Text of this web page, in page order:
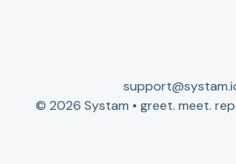
© 2026 Systam • greet. meet.